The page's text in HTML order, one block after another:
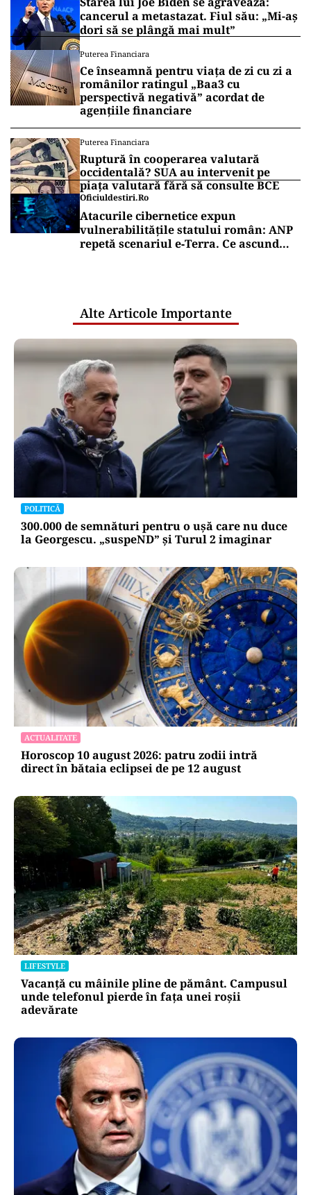
cancerul a metastazat. Fiul său: „Mi-aș
dori să se plângă mai mult”
Puterea Financiara
Ce înseamnă pentru viața de zi cu zi a
românilor ratingul „Baa3 cu
perspectivă negativă” acordat de
agențiile financiare
Puterea Financiara
Ruptură în cooperarea valutară
occidentală? SUA au intervenit pe
piața valutară fără să consulte BCE
Oficiuldestiri.ro
Atacurile cibernetice expun
vulnerabilitățile statului român: ANP
repetă scenariul e‑Terra. Ce ascund
Alte Articole Importante
POLITICĂ
300.000 de semnături pentru o ușă care nu duce
la Georgescu. „suspeND” și Turul 2 imaginar
ACTUALITATE
Horoscop 10 august 2026: patru zodii intră
direct în bătaia eclipsei de pe 12 august
LIFESTYLE
Vacanță cu mâinile pline de pământ. Campusul
unde telefonul pierde în fața unei roșii
adevărate